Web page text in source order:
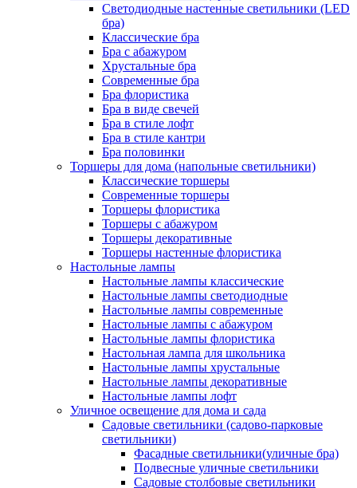
Светодиодные настенные светильники (LED
бра)
Классические бра
Бра с абажуром
Хрустальные бра
Современные бра
Бра флористика
Бра в виде свечей
Бра в стиле лофт
Бра в стиле кантри
Бра половинки
Торшеры для дома (напольные светильники)
Классические торшеры
Современные торшеры
Торшеры флористика
Торшеры с абажуром
Торшеры декоративные
Торшеры настенные флористика
Настольные лампы
Настольные лампы классические
Настольные лампы светодиодные
Настольные лампы современные
Настольные лампы с абажуром
Настольные лампы флористика
Настольная лампа для школьника
Настольные лампы хрустальные
Настольные лампы декоративные
Настольные лампы лофт
Уличное освещение для дома и сада
Садовые светильники (садово-парковые
светильники)
Фасадные светильники(уличные бра)
Подвесные уличные светильники
Садовые столбовые светильники